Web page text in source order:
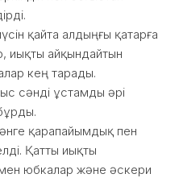
қайта алдыңғы қатарға
иықты айқындайтын
кең тарады.
сәнді ұстамды әрі
қарапайымдық пен
Қатты иықты
юбкалар және әскери